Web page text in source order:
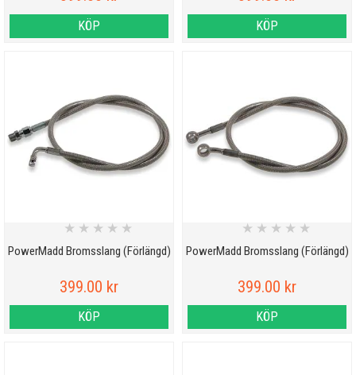
KÖP KÖP
PowerMadd Bromsslang (Förlängd)
★ ★ ★ ★ ★
399.00 kr
KÖP
PowerMadd Bromsslang (Förlängd)
★ ★ ★ ★ ★
399.00 kr
KÖP